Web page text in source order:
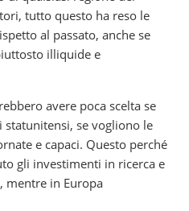
tutto questo ha reso le
al passato, anche se
illiquide e
avere poca scelta se
se vogliono le
e capaci. Questo perché
gli investimenti in ricerca e
mentre in Europa